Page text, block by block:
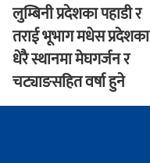
लुम्बिनी प्रदेशका पहाडी र
तराई भूभाग मधेस प्रदेशका
धेरै स्थानमा मेघगर्जन र
चट्याङसहित वर्षा हुने